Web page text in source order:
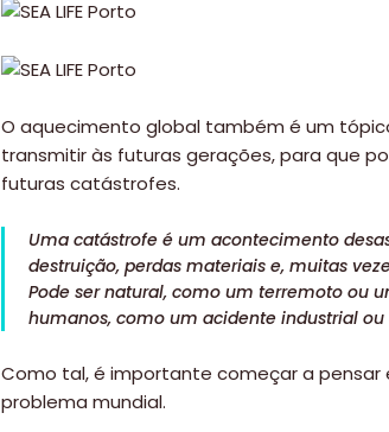
Praias
Paradisíacas
Swimwear
Eventos
Água
O aquecimento global também é um
transmitir às futuras gerações, para que
futuras catástrofes.
Uma catástrofe é um acontecimento
destruição, perdas materiais e, muitas
Pode ser natural, como um terremoto ou
humanos, como um acidente industrial ou
Como tal, é importante começar a
problema mundial.